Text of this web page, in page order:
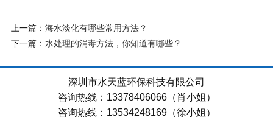
上一篇： 海水淡化有哪些常用方法？
下一篇： 水处理的消毒方法，你知道有哪些？
深圳市水天蓝环保科技有限公司
咨询热线：13378406066（肖小姐）
咨询热线：13534248169（徐小姐）